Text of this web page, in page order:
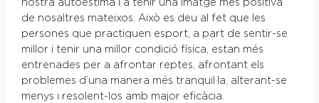
nostra autoestima i a tenir una imatge més positiva
de nosaltres mateixos. Això es deu al fet que les
persones que practiquen esport, a part de sentir-se
millor i tenir una millor condició física, estan més
entrenades per a afrontar reptes, afrontant els
problemes d’una manera més tranquil·la, alterant-se
menys i resolent-los amb major eficàcia.